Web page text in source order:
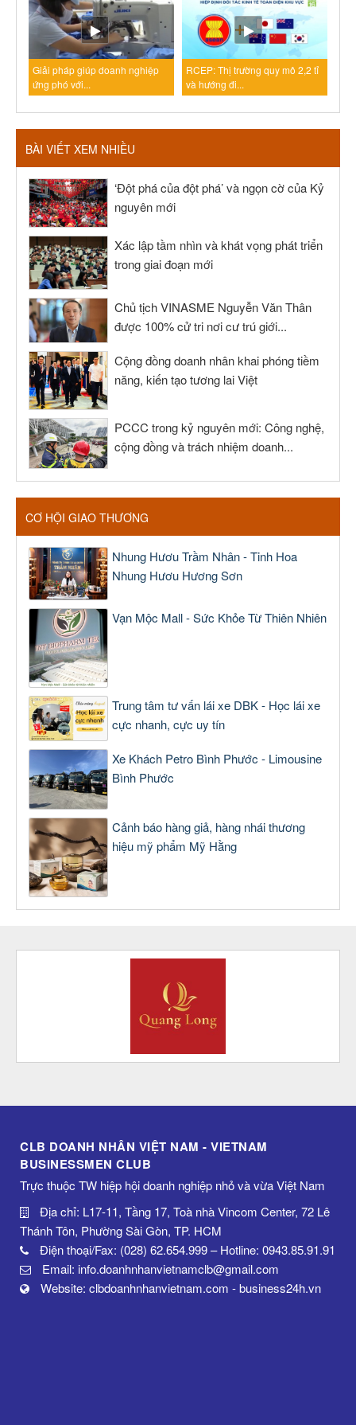
Giải pháp giúp doanh nghiệp
ứng phó với...
RCEP: Thị trường quy mô 2,2 tỉ
và hướng đi...
BÀI VIẾT XEM NHIỀU
‘Đột phá của đột phá’ và ngọn cờ của Kỷ
nguyên mới
Xác lập tầm nhìn và khát vọng phát triển
trong giai đoạn mới
Chủ tịch VINASME Nguyễn Văn Thân
được 100% cử tri nơi cư trú giới...
Cộng đồng doanh nhân khai phóng tiềm
năng, kiến tạo tương lai Việt
PCCC trong kỷ nguyên mới: Công nghệ,
cộng đồng và trách nhiệm doanh...
CƠ HỘI GIAO THƯƠNG
Nhung Hươu Trầm Nhân - Tinh Hoa
Nhung Hươu Hương Sơn
Vạn Mộc Mall - Sức Khỏe Từ Thiên Nhiên
Trung tâm tư vấn lái xe DBK - Học lái xe
cực nhanh, cực uy tín
Xe Khách Petro Bình Phước - Limousine
Bình Phước
Cảnh báo hàng giả, hàng nhái thương
hiệu mỹ phẩm Mỹ Hằng
CLB DOANH NHÂN VIỆT NAM - VIETNAM
BUSINESSMEN CLUB
Trực thuộc TW hiệp hội doanh nghiệp nhỏ và vừa Việt Nam
Địa chỉ: L17-11, Tầng 17, Toà nhà Vincom Center, 72 Lê
Thánh Tôn, Phường Sài Gòn, TP. HCM
Điện thoại/Fax: (028) 62.654.999 – Hotline: 0943.85.91.91
Email: info.doanhnhanvietnamclb@gmail.com
Website: clbdoanhnhanvietnam.com - business24h.vn